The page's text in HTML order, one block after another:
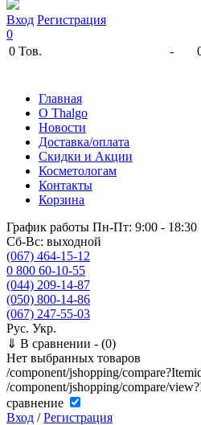
Вход Регистрация
0
0 Тов. -
Главная
O Thalgo
Новости
Доставка/оплата
Скидки и Акции
Косметологам
Контакты
Корзина
График работы Пн-Пт: 9:00 - 18:30
Сб-Вс: выходной
(067) 464-15-12
0 800 60-10-55
(044) 209-14-87
(050) 800-14-86
(067) 247-55-03
Рус. Укр.
⇓ В сравнении - (0)
Нет выбранных товаров
/component/jshopping/
/component/jshopping/compare/
сравнение
Вход /Регистрация